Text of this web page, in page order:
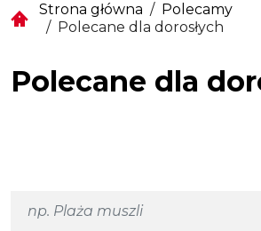
Strona główna
Polecamy
Polecane dla dorosłych
Polecane dla